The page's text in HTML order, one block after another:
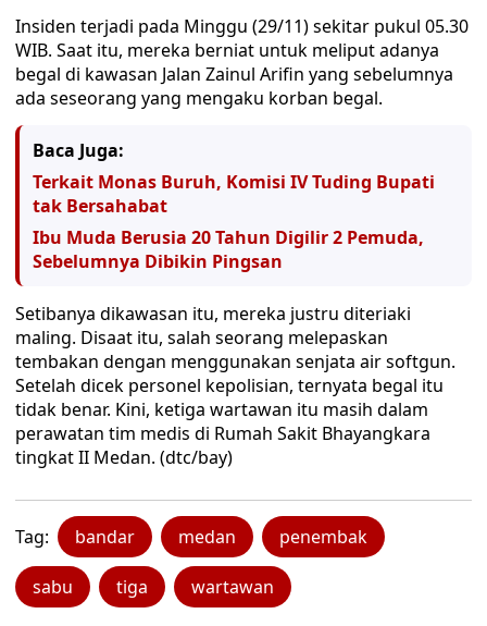
Insiden terjadi pada Minggu (29/11) sekitar pukul 05.30
WIB. Saat itu, mereka berniat untuk meliput adanya
begal di kawasan Jalan Zainul Arifin yang sebelumnya
ada seseorang yang mengaku korban begal.
Baca Juga:
Terkait Monas Buruh, Komisi IV Tuding Bupati
tak Bersahabat
Ibu Muda Berusia 20 Tahun Digilir 2 Pemuda,
Sebelumnya Dibikin Pingsan
Setibanya dikawasan itu, mereka justru diteriaki
maling. Disaat itu, salah seorang melepaskan
tembakan dengan menggunakan senjata air softgun.
Setelah dicek personel kepolisian, ternyata begal itu
tidak benar. Kini, ketiga wartawan itu masih dalam
perawatan tim medis di Rumah Sakit Bhayangkara
tingkat II Medan. (dtc/bay)
Tag: bandar medan penembak
sabu tiga wartawan